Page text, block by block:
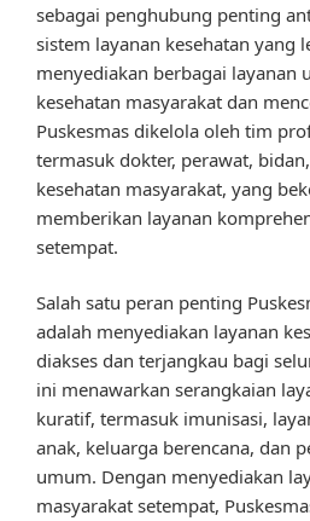
sebagai penghubung penting
sistem layanan kesehatan yang
menyediakan berbagai layanan
kesehatan masyarakat dan
Puskesmas dikelola oleh tim
termasuk dokter, perawat,
kesehatan masyarakat, yang
memberikan layanan
setempat.
Salah satu peran penting
adalah menyediakan layanan
diakses dan terjangkau bagi
ini menawarkan serangkaian
kuratif, termasuk imunisasi,
anak, keluarga berencana, dan
umum. Dengan menyediakan
masyarakat setempat,